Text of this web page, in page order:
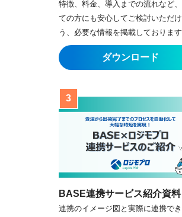
特徴、料金、導入までの流れなど
ての方にも安心してご検討いただけ
う、必要な情報を掲載しております
BASE連携サービス紹介資料
連携のイメージ図と実際に連携で